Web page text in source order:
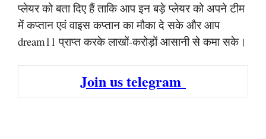
प्लेयर को बता दिए हैं ताकि आप इन बड़े प्लेयर को अपने टीम
में कप्तान एवं वाइस कप्तान का मौका दे सके और आप
dream11 प्राप्त करके लाखों-करोड़ों आसानी से कमा सके।
Join us telegram